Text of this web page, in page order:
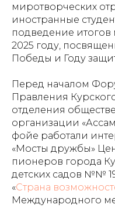
миротворческих
иностранные
подведение
2025 году,
Победы и Году
Перед началом
Правления
отделения
организации
фойе работали
«Мосты дружбы»
пионеров города
детских садов №№
«Страна
Международного